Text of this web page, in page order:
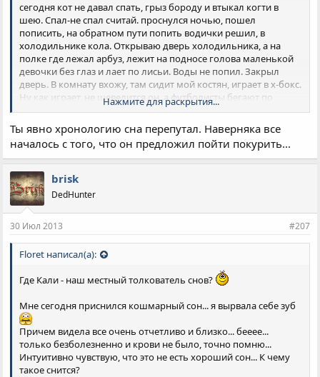
сегодня кот не давал спать, грыз бороду и втыкал когти в
шею. Спал-не спал считай. проснулся ночью, пошел
пописить, на обратном пути попить водички решил, в
холодильнике кола. Открываю дверь холодильника, а на
полке где лежал арбуз, лежит на подносе голова маленькой
девочки без глаз и лает по лисьи. Воды не попил. Закрыл
дверь. В комнату вхожу, там сидит мой костян, играет в х-бокс.
Ну как играет, не шевелится он, а футболисты бегают по
полю. Рассказываю ему про холодильник. Он предлагает
пойти покурить на балкон. Выходим, а там зеленые деревья и
снег крупными хлопьями. Внизу дети и эта девочка. Лает.
Нажмите для раскрытия...
Ты явно хронологию сна перепутал. Наверняка все
началось с того, что он предложил пойти покурить...
brisk
DedHunter
30 Июл 2013 #207
Floret написал(а):
Где Кали - наш местный толкователь снов?
Мне сегодня приснился кошмарный сон... я вырвала себе зуб
Причем видела все очень отчетливо и близко... бееее...
только безболезненно и крови не было, точно помню...
Интуитивно чувствую, что это не есть хороший сон... К чему
такое снится?